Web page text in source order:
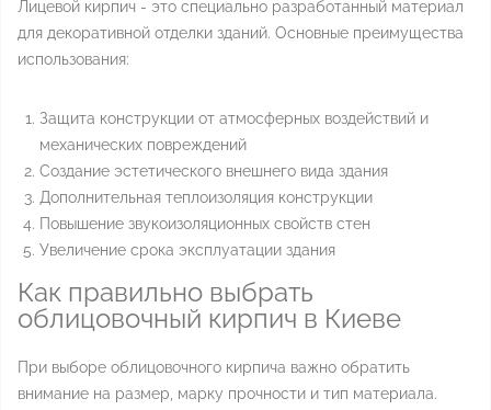
Лицевой кирпич - это специально разработанный материал
для декоративной отделки зданий. Основные преимущества
использования:
Защита конструкции от атмосферных воздействий и
механических повреждений
Создание эстетического внешнего вида здания
Дополнительная теплоизоляция конструкции
Повышение звукоизоляционных свойств стен
Увеличение срока эксплуатации здания
Как правильно выбрать
облицовочный кирпич в Киеве
При выборе облицовочного кирпича важно обратить
внимание на размер, марку прочности и тип материала.